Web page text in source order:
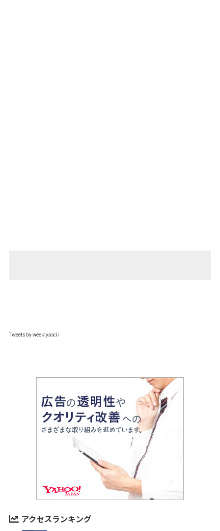
Tweets by weeklyascii
アクセスランキング